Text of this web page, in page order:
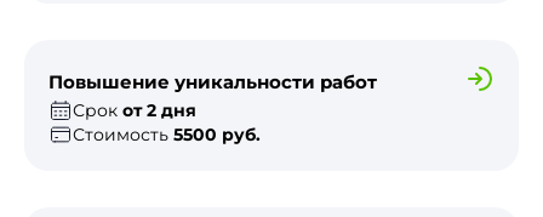
Повышение уникальности работ
Срок от 2 дня
Стоимость 5500 руб.